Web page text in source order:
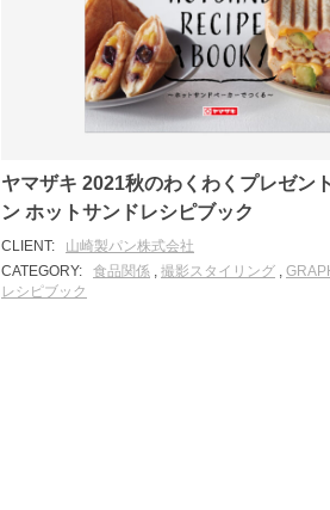
ヤマザキ 2021秋のわくわくプレゼン
ン ホットサンドレシピブック
CLIENT:
山崎製パン株式会社
CATEGORY:
食品関係 撮影スタイリング
レシピブック